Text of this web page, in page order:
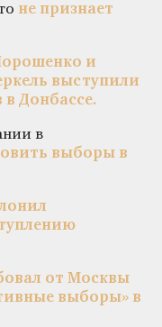
не признает
и
выступили
Донбассе.
в
выборы в
от Москвы
выборы» в